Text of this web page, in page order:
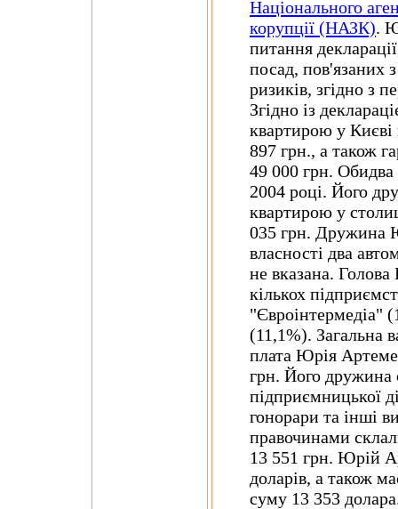
Національного
корупції (НАЗК).
питання
посад, пов'язаних
ризиків, згідно з
Згідно із
квартирою у
897 грн., а також
49 000 грн. Обидва
2004 році. Його
квартирою у
035 грн. Дружина
власності два
не вказана.
кількох
"Євроінтермедіа"
(11,1%). Загальна
плата Юрія
грн. Його дружина
підприємницької
гонорари та інші
правочинами
13 551 грн. Юрій
доларів, а також
суму 13 353